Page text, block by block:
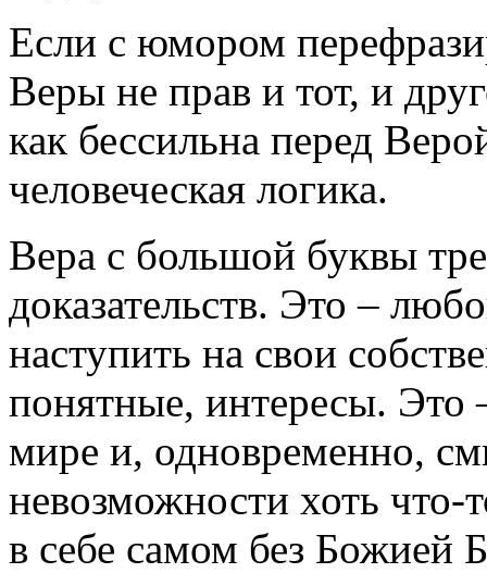
Если с юмором
Веры не прав и тот, и
как бессильна перед
человеческая логика.
Вера с большой буквы
доказательств. Это –
наступить на свои
понятные, интересы. Это
мире и, одновременно,
невозможности хоть
в себе самом без Божией